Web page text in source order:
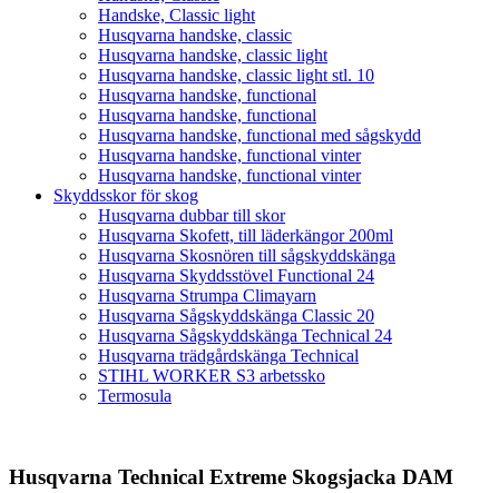
Handske, Classic light
Husqvarna handske, classic
Husqvarna handske, classic light
Husqvarna handske, classic light stl. 10
Husqvarna handske, functional
Husqvarna handske, functional
Husqvarna handske, functional med sågskydd
Husqvarna handske, functional vinter
Husqvarna handske, functional vinter
Skyddsskor för skog
Husqvarna dubbar till skor
Husqvarna Skofett, till läderkängor 200ml
Husqvarna Skosnören till sågskyddskänga
Husqvarna Skyddsstövel Functional 24
Husqvarna Strumpa Climayarn
Husqvarna Sågskyddskänga Classic 20
Husqvarna Sågskyddskänga Technical 24
Husqvarna trädgårdskänga Technical
STIHL WORKER S3 arbetssko
Termosula
Husqvarna Technical Extreme Skogsjacka DAM